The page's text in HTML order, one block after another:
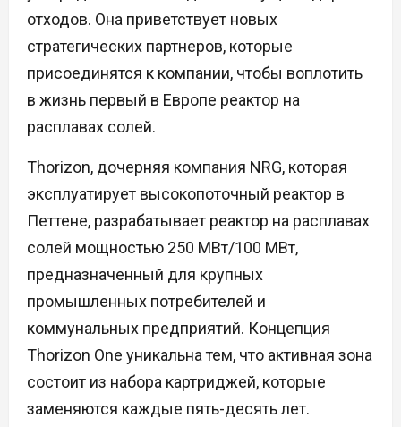
отходов. Она приветствует новых
стратегических партнеров, которые
присоединятся к компании, чтобы воплотить
в жизнь первый в Европе реактор на
расплавах солей.
Thorizon, дочерняя компания NRG, которая
эксплуатирует высокопоточный реактор в
Петтене, разрабатывает реактор на расплавах
солей мощностью 250 МВт/100 МВт,
предназначенный для крупных
промышленных потребителей и
коммунальных предприятий. Концепция
Thorizon One уникальна тем, что активная зона
состоит из набора картриджей, которые
заменяются каждые пять-десять лет.